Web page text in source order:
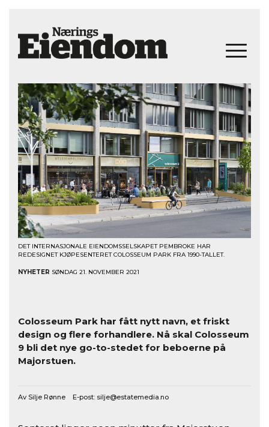
DET INTERNASJONALE EIENDOMSSELSKAPET PEMBROKE HAR
REDESIGNET KJØPESENTERET COLOSSEUM PARK FRA 1990-TALLET.
NYHETER SØNDAG 21. NOVEMBER 2021
Colosseum Park har fått nytt navn, et friskt
design og flere forhandlere. Nå skal Colosseum
9 bli det nye go-to-stedet for beboerne på
Majorstuen.
Av Silje Rønne E-post: silje@estatemedia.no